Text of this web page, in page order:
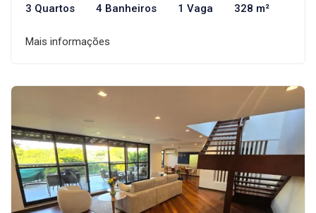
3 Quartos 4 Banheiros 1 Vaga 328 m²
Mais informações